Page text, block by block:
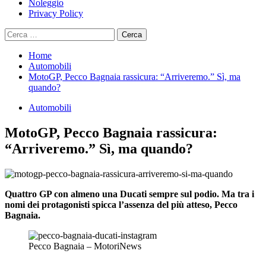
Noleggio
Privacy Policy
Ricerca
per:
Home
Automobili
MotoGP, Pecco Bagnaia rassicura: “Arriveremo.” Sì, ma
quando?
Automobili
MotoGP, Pecco Bagnaia rassicura:
“Arriveremo.” Sì, ma quando?
Quattro GP con almeno una Ducati sempre sul podio. Ma tra i
nomi dei protagonisti spicca l’assenza del più atteso, Pecco
Bagnaia.
Pecco Bagnaia – MotoriNews